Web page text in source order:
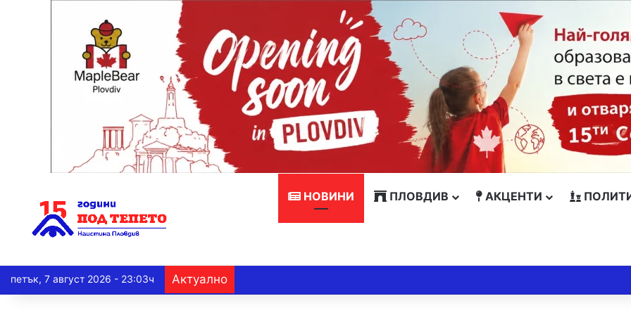
НОВИНИ ПЛОВДИВ АКЦЕНТИ
петък, 7 август 2026 - 23:03ч Актуално